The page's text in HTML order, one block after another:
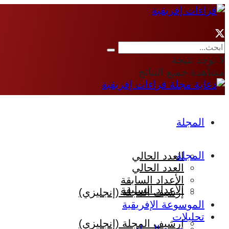
لا توجد نتيجة
مشاهدة جميع النتائج
المجلة
العدد الحالي
الأعداد السابقة
إرشيف المجلة (إنجليزي)
المجلة
العدد الحالي
الأعداد السابقة
إرشيف المجلة (إنجليزي)
الموسوعة الإفريقية
تحليلات